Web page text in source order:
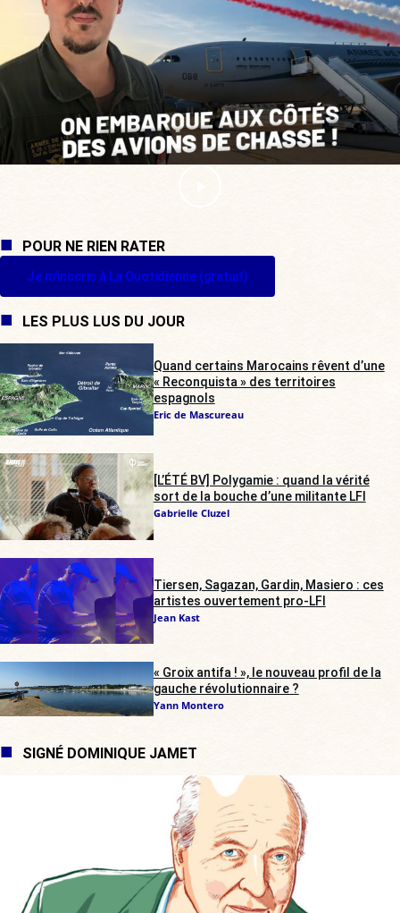
POUR NE RIEN RATER
Je m'inscris à La Quotidienne (gratuit)
LES PLUS LUS DU JOUR
Quand certains Marocains rêvent d’une
« Reconquista » des territoires
espagnols
Eric de Mascureau
[L’ÉTÉ BV] Polygamie : quand la vérité
sort de la bouche d’une militante LFI
Gabrielle Cluzel
Tiersen, Sagazan, Gardin, Masiero : ces
artistes ouvertement pro-LFI
Jean Kast
« Groix antifa ! », le nouveau profil de la
gauche révolutionnaire ?
Yann Montero
SIGNÉ DOMINIQUE JAMET